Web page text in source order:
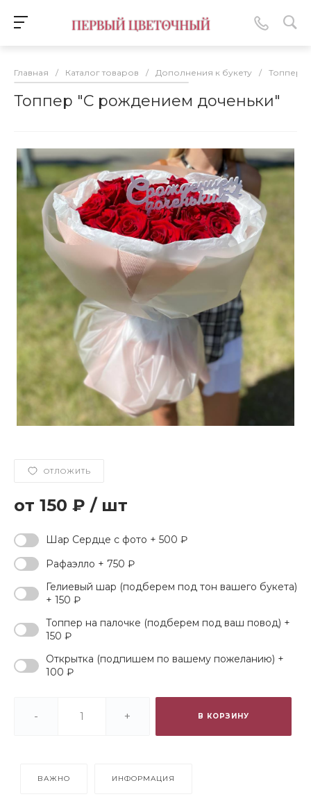
Главная / Каталог товаров / Дополнения к букету / Топперы
Топпер "С рождением доченьки"
ОТЛОЖИТЬ
150 ₽ / шт
Шар Сердце с фото + 500 ₽
Рафаэлло + 750 ₽
Гелиевый шар (подберем под тон вашего букета)
+ 150 ₽
Топпер на палочке (подберем под ваш повод) +
150 ₽
Открытка (подпишем по вашему пожеланию) +
100 ₽
- + В КОРЗИНУ
ВАЖНО ИНФОРМАЦИЯ